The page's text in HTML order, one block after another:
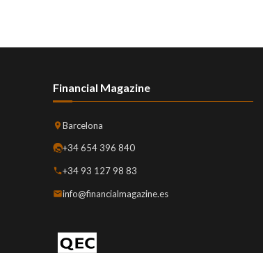
Financial Magazine
Barcelona
+34 654 396 840
+34 93 127 98 83
info@financialmagazine.es